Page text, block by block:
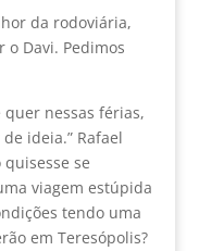
da rodoviária,
Davi. Pedimos
quer nessas férias,
ideia.” Rafael
se
viagem estúpida
tendo uma
em Teresópolis?